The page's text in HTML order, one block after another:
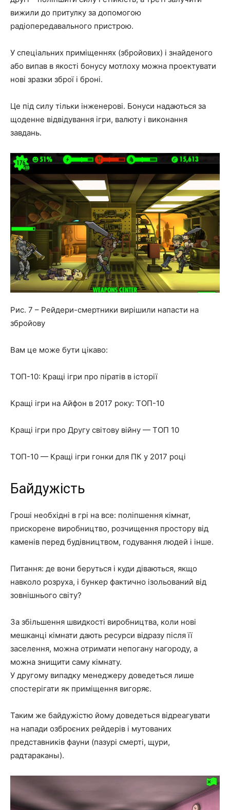
вижили до притулку за допомогою
радіопередавального пристрою.
У спеціальних приміщеннях (збройових) і знайденого
або випав в якості бонусу мотлоху можна проектувати
нові зразки зброї і броні.
Це під силу тільки інженерові. Бонуси надаються за
щоденне відвідування ігри, валюту і виконання
завдань.
Рис. 7 – Рейдери-смертники вирішили напасти на
збройову
Вам це може бути цікаво:
ТОП-10: Кращі ігри про піратів в історії
Кращі ігри на Айфон в 2017 року: ТОП-10
Кращі ігри про Другу світову війну — ТОП 10
ТОП-10 — Кращі ігри гонки для ПК у 2017 році
Байдужість
Гроші необхідні в грі на все: поліпшення кімнат,
прискорене виробництво, розчищення простору від
каменів перед будівництвом, годування людей і інше.
Питання: де вони беруться і куди діваються, якщо
навколо розруха, і бункер фактично ізольований від
зовнішнього світу?
За збільшення швидкості виробництва, коли нові
мешканці кімнати дають ресурси відразу після її
заселення, можна отримати непогану нагороду, а
можна знищити саму кімнату.
У другому випадку менеджеру доведеться лише
спостерігати як приміщення вигоряє.
Таким же байдужістю йому доведеться відреагувати
на напади озброєних рейдерів і мутованих
представників фауни (пазурі смерті, щури,
радтараканы).